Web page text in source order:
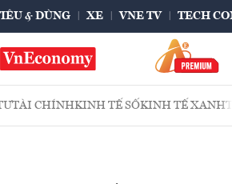
& DÙNG XE VNE TV TECH
TÀI CHÍNHKINH TẾ SỐKINH TẾ XANH